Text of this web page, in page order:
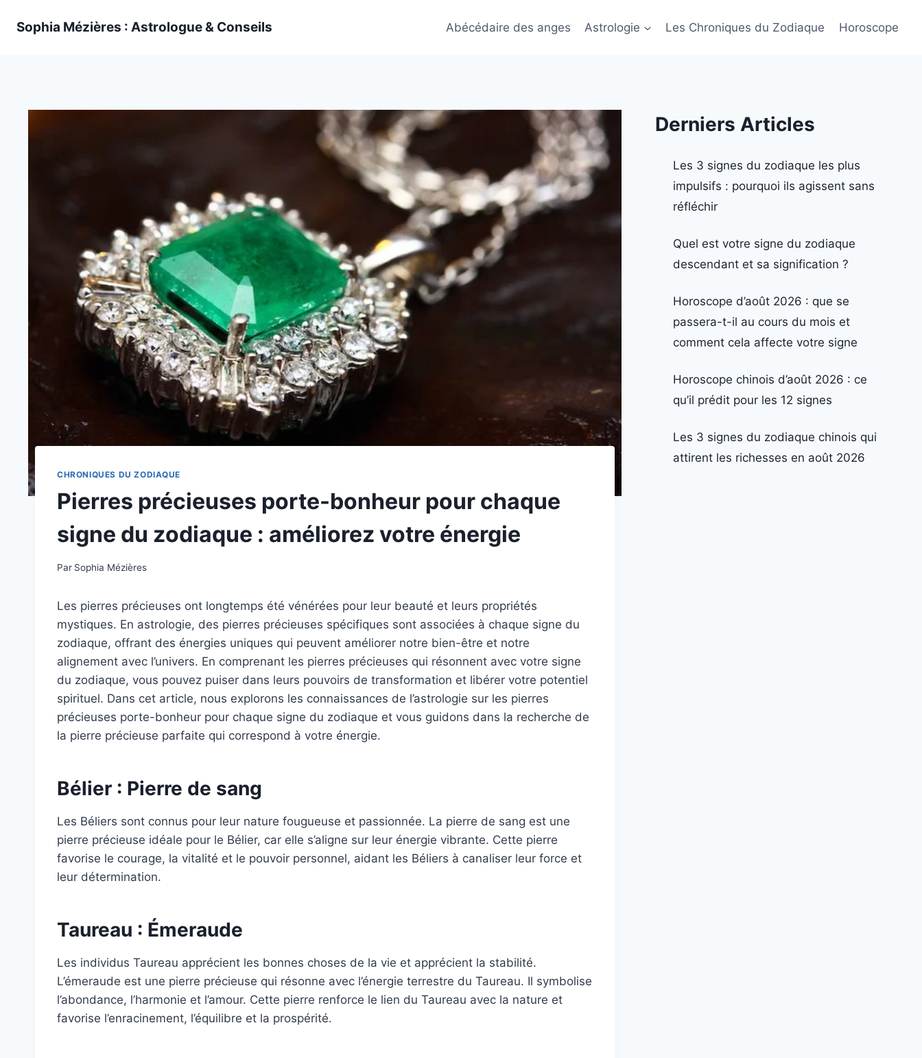
Sophia Mézières : Astrologue & Conseils Abécédaire des anges Astrologie Les Chroniques du Zodiaque Horoscope
CHRONIQUES DU ZODIAQUE
Pierres précieuses porte-bonheur pour chaque
signe du zodiaque : améliorez votre énergie
Par Sophia Mézières
Les pierres précieuses ont longtemps été vénérées pour leur beauté et leurs propriétés
mystiques. En astrologie, des pierres précieuses spécifiques sont associées à chaque signe du
zodiaque, offrant des énergies uniques qui peuvent améliorer notre bien-être et notre
alignement avec l’univers. En comprenant les pierres précieuses qui résonnent avec votre signe
du zodiaque, vous pouvez puiser dans leurs pouvoirs de transformation et libérer votre potentiel
spirituel. Dans cet article, nous explorons les connaissances de l’astrologie sur les pierres
précieuses porte-bonheur pour chaque signe du zodiaque et vous guidons dans la recherche de
la pierre précieuse parfaite qui correspond à votre énergie.
Bélier : Pierre de sang
Les Béliers sont connus pour leur nature fougueuse et passionnée. La pierre de sang est une
pierre précieuse idéale pour le Bélier, car elle s’aligne sur leur énergie vibrante. Cette pierre
favorise le courage, la vitalité et le pouvoir personnel, aidant les Béliers à canaliser leur force et
leur détermination.
Taureau : Émeraude
Les individus Taureau apprécient les bonnes choses de la vie et apprécient la stabilité.
L’émeraude est une pierre précieuse qui résonne avec l’énergie terrestre du Taureau. Il symbolise
l’abondance, l’harmonie et l’amour. Cette pierre renforce le lien du Taureau avec la nature et
favorise l’enracinement, l’équilibre et la prospérité.
Derniers Articles
Les 3 signes du zodiaque les plus
impulsifs : pourquoi ils agissent sans
réfléchir
Quel est votre signe du zodiaque
descendant et sa signification ?
Horoscope d’août 2026 : que se
passera-t-il au cours du mois et
comment cela affecte votre signe
Horoscope chinois d’août 2026 : ce
qu’il prédit pour les 12 signes
Les 3 signes du zodiaque chinois qui
attirent les richesses en août 2026